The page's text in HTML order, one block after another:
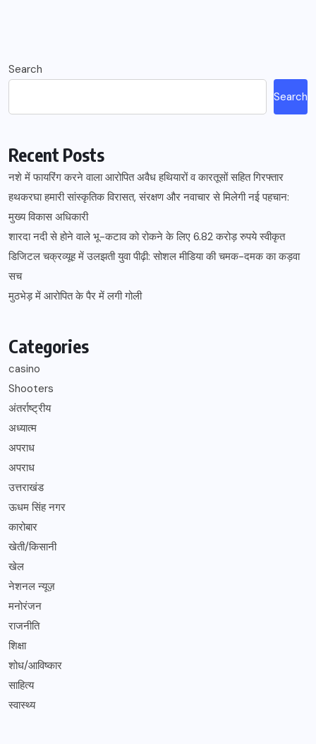
Search
Search
Recent Posts
नशे में फायरिंग करने वाला आरोपित अवैध हथियारों व कारतूसों सहित गिरफ्तार
हथकरघा हमारी सांस्कृतिक विरासत, संरक्षण और नवाचार से मिलेगी नई पहचान:
मुख्य विकास अधिकारी
शारदा नदी से होने वाले भू-कटाव को रोकने के लिए 6.82 करोड़ रुपये स्वीकृत
डिजिटल चक्रव्यूह में उलझती युवा पीढ़ी: सोशल मीडिया की चमक-दमक का कड़वा
सच
मुठभेड़ में आरोपित के पैर में लगी गोली
Categories
casino
Shooters
अंतर्राष्ट्रीय
अध्यात्म
अपराध
अपराध
उत्तराखंड
ऊधम सिंह नगर
कारोबार
खेती/किसानी
खेल
नेशनल न्यूज़
मनोरंजन
राजनीति
शिक्षा
शोध/आविष्कार
साहित्य
स्वास्थ्य